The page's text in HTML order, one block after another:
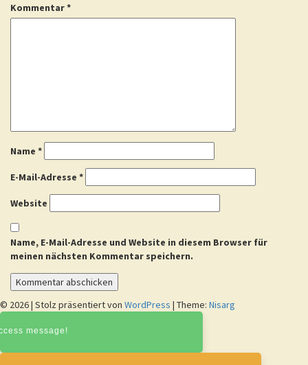
Kommentar*
Name *
E-Mail-Adresse *
Website
Name, E-Mail-Adresse und Website in diesem Browser für
meinen nächsten Kommentar speichern.
© 2026| Stolz präsentiert von WordPress | Theme: Nisarg
message!